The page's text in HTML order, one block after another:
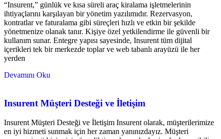
“Insurent,” günlük ve kısa süreli araç kiralama işletmelerinin
ihtiyaçlarını karşılayan bir yönetim yazılımıdır. Rezervasyon,
kontratlar ve faturalama gibi süreçleri hızlı ve etkin bir şekilde
yönetmenize olanak tanır. Kişiye özel yetkilendirme ile güvenli bir
kullanım sunar. Entegre yapısı sayesinde, Insurent tüm dijital
içerikleri tek bir merkezde toplar ve web tabanlı arayüzü ile her
yerden
Devamını Oku
Insurent Müşteri Desteği ve İletişim
Insurent Müşteri Desteği ve İletişim Insurent olarak, müşterilerimize
en iyi hizmeti sunmak için her zaman yanınızdayız. Müşteri